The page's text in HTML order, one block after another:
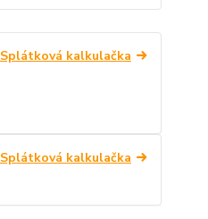
Splátková kalkulačka
Splátková kalkulačka